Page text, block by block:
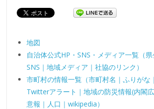
地図
自治体公式HP・SNS・メディア一覧（
SNS｜地域メディア｜社協のリンク）
市町村の情報一覧（市町村名｜ふりがな
Twitterアラート｜地域の防災情報(内閣
意報｜人口｜wikipedia）